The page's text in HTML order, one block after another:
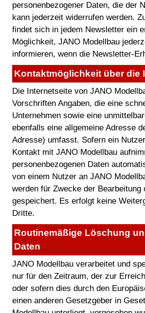
personenbezogener Daten, die der
kann jederzeit widerrufen werden.
findet sich in jedem Newsletter ein
Möglichkeit, JANO Modellbau
informieren, wenn die Newsletter-
Kontaktmöglichkeit über die
Die Internetseite von JANO
Vorschriften Angaben, die eine
Unternehmen sowie eine
ebenfalls eine allgemeine Adresse
Adresse) umfasst. Sofern ein
Kontakt mit JANO Modellbau
personenbezogenen Daten
von einem Nutzer an JANO
werden für Zwecke der
gespeichert. Es erfolgt keine
Dritte.
Routinemäßige Löschung
Daten
JANO Modellbau verarbeitet und
nur für den Zeitraum, der zur
oder sofern dies durch den
einen anderen Gesetzgeber in